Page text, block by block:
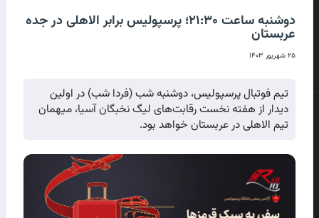
دوشنبه ساعت ۲۱:۳۰؛ پرسپولیس برابر الاهلی در جده
عربستان
۲۵ شهریور ۱۴۰۳
تیم فوتبال پرسپولیس، دوشنبه شب (فردا شب) در اولین
دیدار از هفته نخست رقابت‌های لیگ نخبگان آسیا، میهمان
تیم الاهلی در عربستان خواهد بود.